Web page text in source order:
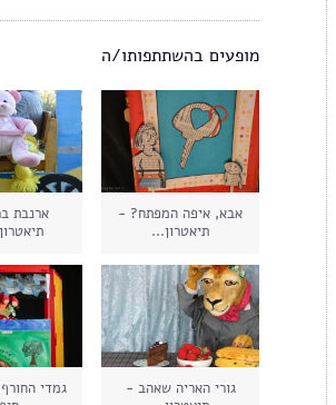
מופעים בהשתתפותו/ה
אבא, איפה המפתח? -
תיאטרון...
ארנבת
גורי האריה שאהב -
גמדי